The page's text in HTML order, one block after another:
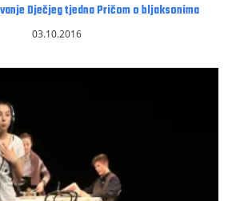
Dječjeg tjedna Pričom o bljaksonima
03.10.2016